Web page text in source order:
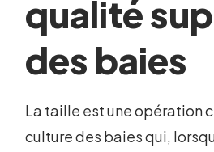
qualité
des baies
La taille est une opération
culture des baies qui,